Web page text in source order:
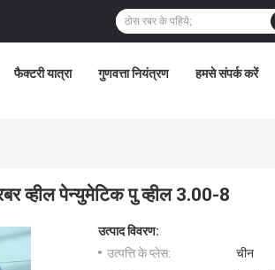
फैक्टरी यात्रा गुणवत्ता नियंत्रण हमसे संपर्क करें
व्हील पेन्युमेटिक पु व्हील 3.00-8
उत्पाद विवरण:
उत्पत्ति के प्लेस:
चीन